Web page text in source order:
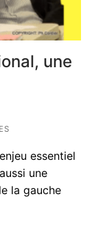
une
essentiel
une
la gauche